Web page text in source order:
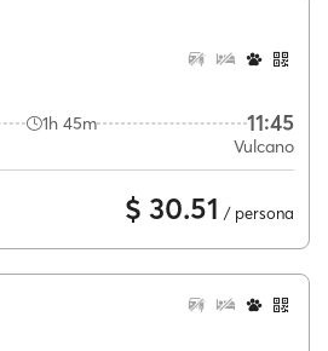
1h 45m 11:45
Vulcano
$ 30.51 / persona